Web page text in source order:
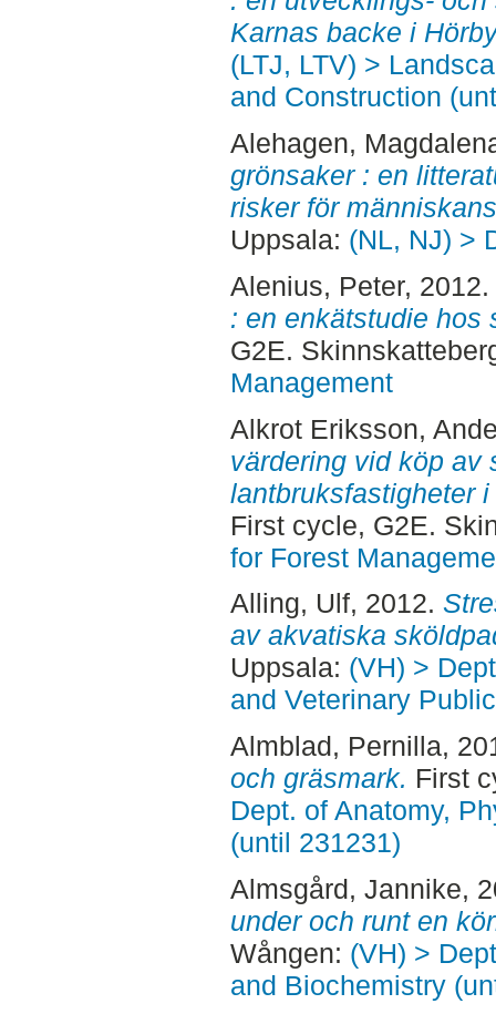
Karnas backe i
(LTJ, LTV) >
and Construction
Alehagen,
grönsaker : en
risker för
Uppsala: (NL, NJ) >
Alenius, Peter, 2012.
: en enkätstudie hos
G2E.
Management
Alkrot Eriksson,
värdering vid köp av
lantbruksfastigheter
First cycle, G2E.
for Forest
Alling, Ulf, 2012.
av akvatiska
Uppsala: (VH) >
and Veterinary
Almblad, Pernilla,
och gräsmark. First
Dept. of Anatomy,
(until 231231)
Almsgård, Jannike,
under och runt en
Wången: (VH) >
and Biochemistry